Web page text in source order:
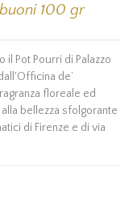
100 gr
il Pot Pourri di Palazzo
de’
floreale ed
bellezza sfolgorante
di Firenze e di via